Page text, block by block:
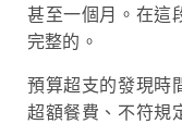
甚至一個月。在這
完整的。
預算超支的發現時
超額餐費、不符規